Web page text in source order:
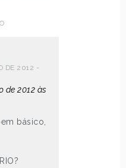
DE 2012 -
de 2012 às
básico,